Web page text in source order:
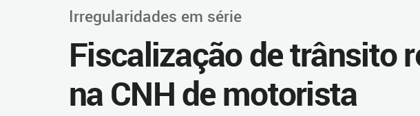
Irregularidades em série
Fiscalização de trânsito
na CNH de motorista